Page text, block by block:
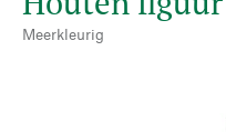
Meerkleurig